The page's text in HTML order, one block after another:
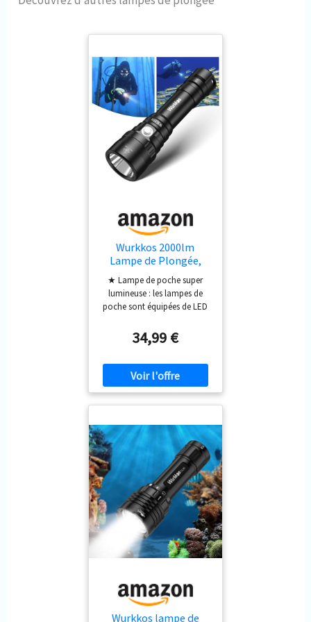
Wurkkos 2000lm
Lampe de Plongée,
150m IPX8, LED SST40
Sous-Marine
★ Lampe de poche super
lumineuse : les lampes de
poche sont équipées de LED
supérieure avec une durée de
vie de plus de 100 000 heures.
assure une grande
autonomie malgré la
puissance maximale de 2000
étanche jusqu'à 150 mètres
de profondeur, une
construction d'étanchéité
spéciale avec double joint
d'étanchéité en caoutchouc
assure une excellente
étanchéité, même sous une
pression d'eau élevée.
Chaque lampe de poche est
soumise à un test
d'étanchéité. La portée est
norme ANSI). ★ Construction
solide : le boîtier de cette
lampe torche LED est
34,99 €
Wurkkos lampe de